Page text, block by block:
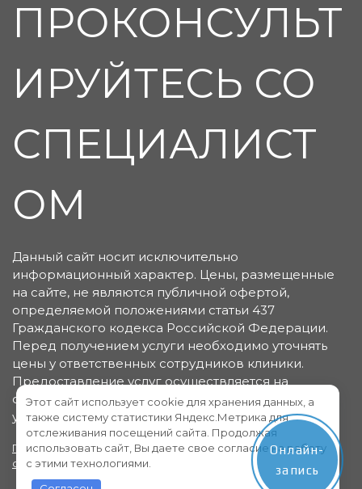
ПРОКОНСУЛЬТ
ИРУЙТЕСЬ СО
СПЕЦИАЛИСТ
ОМ
Данный сайт носит исключительно
информационный характер. Цены, размещенные
на сайте, не являются публичной офертой,
определяемой положениями статьи 437
Гражданского кодекса Российской Федерации.
Перед получением услуги необходимо уточнять
цены у ответственных сотрудников клиники.
Предоставление услуг осуществляется на
основании договора об оказании медицинских
услуг.
Политика конфиденциальности Пользовательское
соглашение
Онлайн-
запись
Этот сайт использует cookie для хранения данных, а
также систему статистики Яндекс.Метрика для
отслеживания посещений сайта. Продолжая
использовать сайт, Вы даете свое согласие на работу
с этими технологиями.